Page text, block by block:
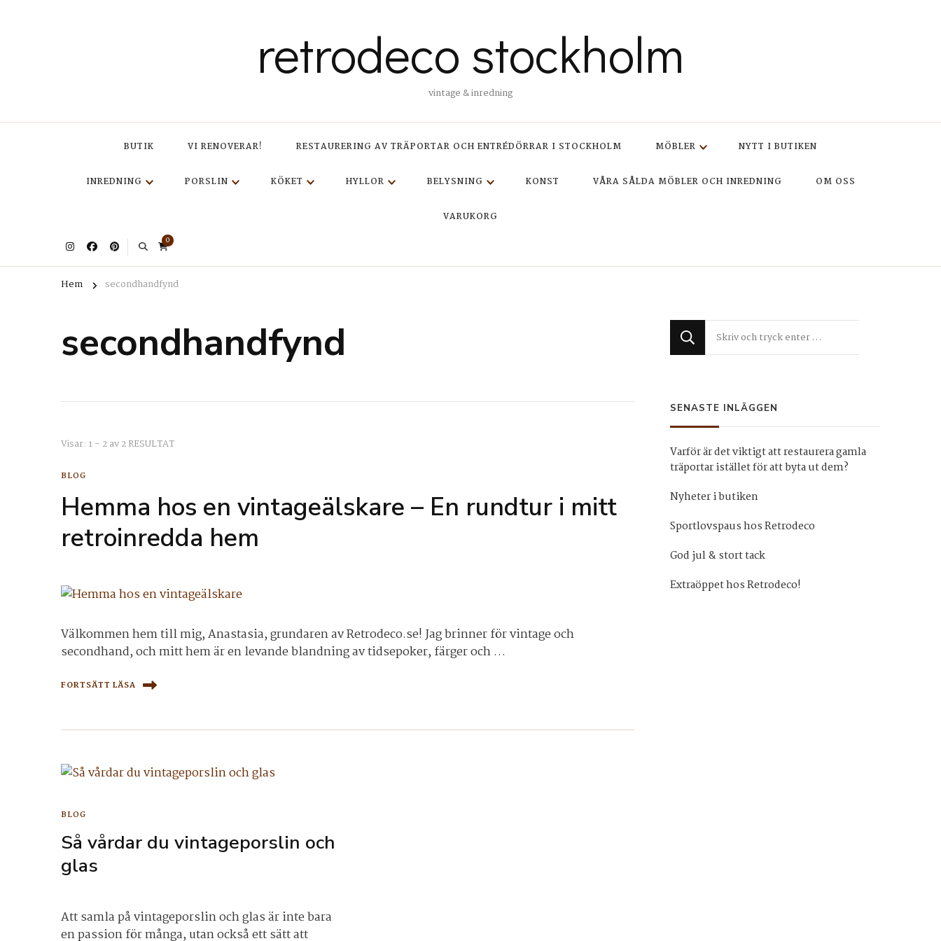
retrodeco stockholm
vintage & inredning
BUTIK VI RENOVERAR! RESTAURERING AV TRÄPORTAR OCH ENTRÉDÖRRAR I STOCKHOLM MÖBLER NYTT I BUTIKEN
INREDNING PORSLIN KÖKET HYLLOR BELYSNING KONST VÅRA SÅLDA MÖBLER OCH INREDNING OM OSS
VARUKORG
0
Hem secondhandfynd
secondhandfynd
Visar: 1 - 2 av 2 RESULTAT
BLOG
Hemma hos en vintageälskare – En rundtur i mitt
retroinredda hem
Välkommen hem till mig, Anastasia, grundaren av Retrodeco.se! Jag brinner för vintage och
secondhand, och mitt hem är en levande blandning av tidsepoker, färger och …
FORTSÄTT LÄSA
BLOG
Så vårdar du vintageporslin och
glas
Att samla på vintageporslin och glas är inte bara
en passion för många, utan också ett sätt att
Letar
SENASTE INLÄGGEN
Varför är det viktigt att restaurera gamla
träportar istället för att byta ut dem?
Nyheter i butiken
Sportlovspaus hos Retrodeco
God jul & stort tack
Extraöppet hos Retrodeco!